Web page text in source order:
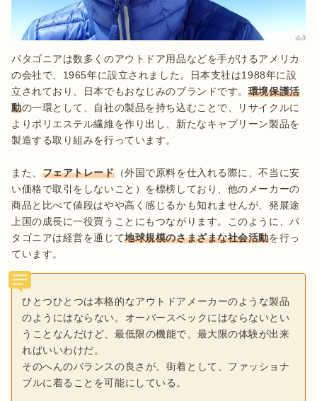
パタゴニアは数多くのアウトドア用品などを手がけるアメリカ
の会社で、1965年に設立されました。日本支社は1988年に設
立されており、日本でもおなじみのブランドです。 環境保護活
動の一環として、自社の製品を持ち込むことで、リサイクルに
よりポリエステル繊維を作り出し、新たなキャプリーン製品を
製造する取り組みを行っています。
また、 フェアトレード（外国で原料を仕入れる際に、不当に安
い価格で取引をしないこと）を標榜しており、他のメーカーの
商品と比べて値段はやや高く感じるかも知れませんが、発展途
上国の成長に一役買うことにもつながります。このように、パ
タゴニアは経営を通じて地球規模のさまざまな社会活動を行っ
ています。
ひとつひとつは本格的なアウトドアメーカーのような製品
のようにはならない。オーバースペックにはならないとい
うことなんだけど、最低限の機能で、最大限の体験が出来
ればいいわけだ。
そのへんのバランスの良さが、街着として、ファッショナ
ブルに着ることを可能にしている。